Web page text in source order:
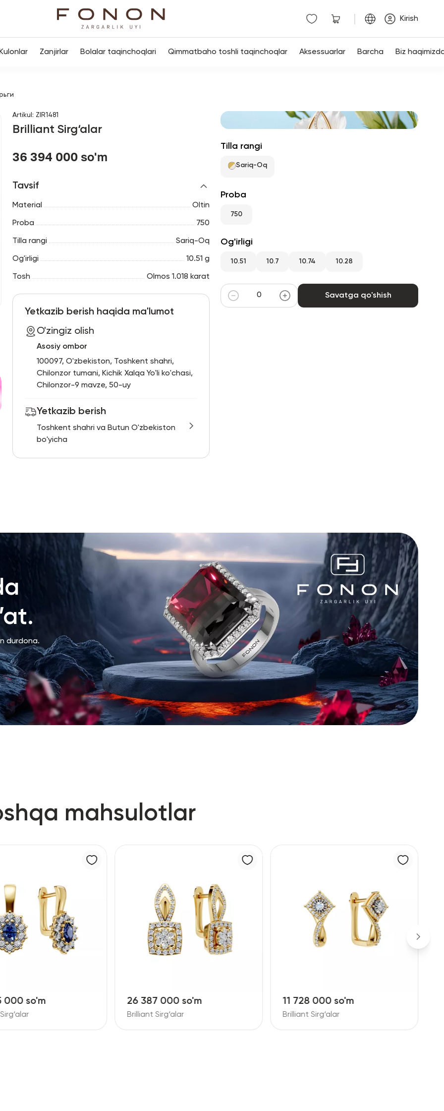
Kirish
Kulonlar Zanjirlar Bolalar taqinchoqlari Qimmatbaho toshli taqinchoqlar Aksessuarlar Barcha Biz
Artikul : ZIR1481
Brilliant Sirg‘alar
36 394 000 so'm
Tavsif
Material Oltin
Proba 750
Tilla rangi Sariq-Oq
Og'irligi 10.51 g
Tosh Olmos 1.018 karat
Yetkazib berish haqida ma'lumot
O'zingiz olish
Asosiy ombor
100097, O'zbekiston, Toshkent shahri,
Chilonzor tumani, Kichik Xalqa Yo'li ko'chasi,
Chilonzor-9 mavze, 50-uy
Yetkazib berish
Toshkent shahri va Butun O'zbekiston
bo'yicha
Tilla rangi
Sariq-Oq
Proba
750
Og'irligi
10.51 10.7 10.74 10.28
Savatga qo'shish
durdona.
mahsulotlar
000 so'm 26 387 000 so'm
Brilliant Sirg‘alar
11 728 000 so'm
Brilliant Sirg‘alar